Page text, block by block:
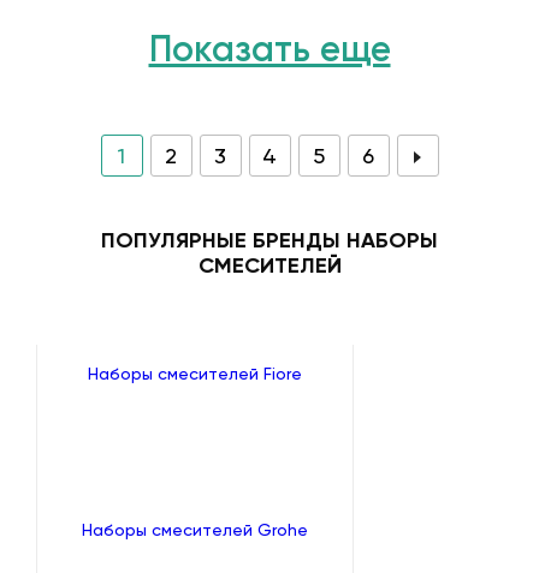
Показать еще
1 2 3 4 5 6
ПОПУЛЯРНЫЕ БРЕНДЫ НАБОРЫ
СМЕСИТЕЛЕЙ
Наборы смесителей Fiore
Наборы смесителей Grohe